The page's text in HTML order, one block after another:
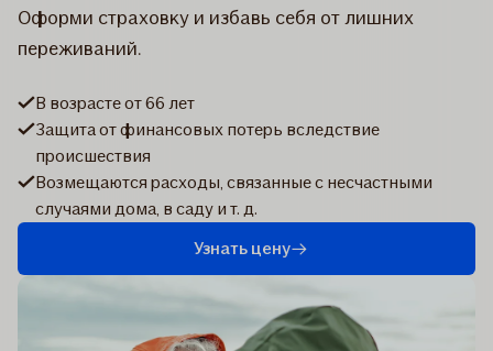
Оформи страховку и избавь себя от лишних
переживаний.
В возрасте от 66 лет
Защита от финансовых потерь вследствие
происшествия
Возмещаются расходы, связанные с несчастными
случаями дома, в саду и т. д.
Узнать цену